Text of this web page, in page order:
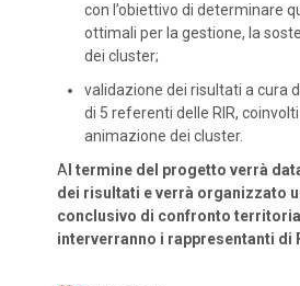
con l’obiettivo di determinare
ottimali per la gestione, la
dei cluster;
validazione dei risultati a cura
di 5 referenti delle RIR,
animazione dei cluster.
A l termine del progetto verrà
dei risultati e verrà organizzato
conclusivo di confronto
interverranno i rappresentanti di